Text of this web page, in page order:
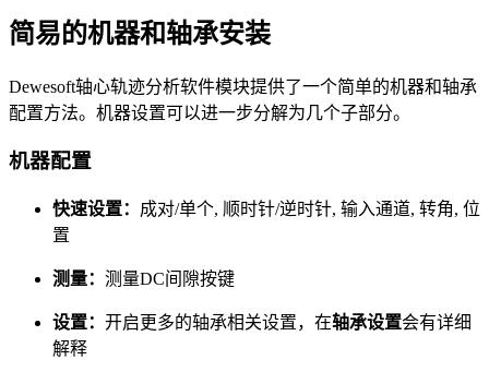
简易的机器和轴承安装
Dewesoft轴心轨迹分析软件模块提供了一个简单的机器和轴承
配置方法。机器设置可以进一步分解为几个子部分。
机器配置
快速设置： 成对/单个, 顺时针/逆时针, 输入通道, 转角, 位
置
测量： 测量DC间隙按键
设置： 开启更多的轴承相关设置，在轴承设置会有详细
解释